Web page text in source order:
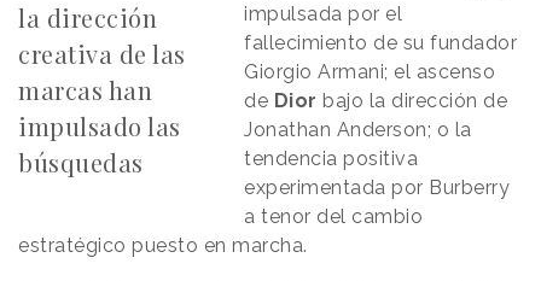
la dirección
creativa de las
marcas han
impulsado las
búsquedas
impulsada por el
fallecimiento de su fundador
Giorgio Armani; el ascenso
de Dior bajo la dirección de
Jonathan Anderson; o la
tendencia positiva
experimentada por Burberry
a tenor del cambio
estratégico puesto en marcha.